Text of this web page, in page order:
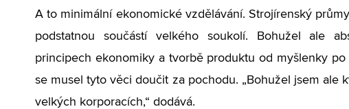
A to minimální ekonomické vzdělávání. Strojírenský
podstatnou součástí velkého soukolí. Bohužel ale
principech ekonomiky a tvorbě produktu od myšlenky po
se musel tyto věci doučit za pochodu. „Bohužel jsem ale
velkých korporacích,“ dodává.